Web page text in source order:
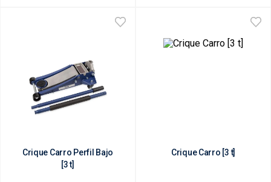
Crique Carro Perfil Bajo
[3 t]
Crique Carro [3 t]